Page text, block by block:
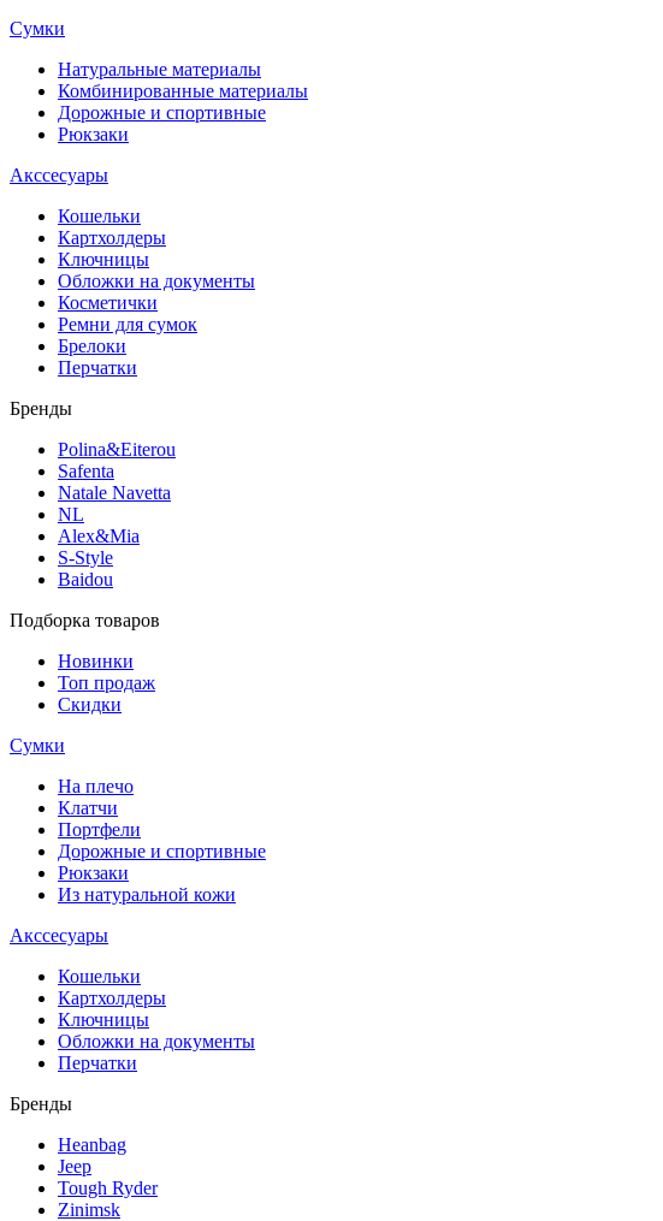
Сумки
Натуральные материалы
Комбинированные материалы
Дорожные и спортивные
Рюкзаки
Акссесуары
Кошельки
Картхолдеры
Ключницы
Обложки на документы
Косметички
Ремни для сумок
Брелоки
Перчатки
Бренды
Polina&Eiterou
Safenta
Natale Navetta
NL
Alex&Mia
S-Style
Baidou
Подборка товаров
Новинки
Топ продаж
Скидки
Сумки
На плечо
Клатчи
Портфели
Дорожные и спортивные
Рюкзаки
Из натуральной кожи
Акссесуары
Кошельки
Картхолдеры
Ключницы
Обложки на документы
Перчатки
Бренды
Heanbag
Jeep
Tough Ryder
Zinimsk